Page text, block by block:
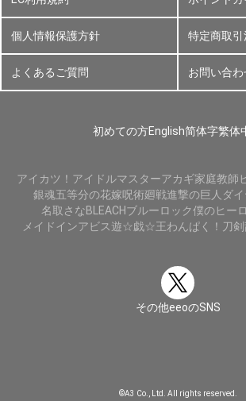
個人情報保護方針 特定商取
よくあるご質問 お問い合わ
初めての方English简体字繁体
アイカツ！ アイドルマスターアカギ家庭教師
銀魂五等分の花嫁呪術廻戦進撃の巨人 ダ
名取さなBLEACHブルーロック僕のヒー
メイドインアビス遊☆戯☆王わんぱく！刀
その他eeoのSNS
©A3 Co., Ltd. All rights reserved.